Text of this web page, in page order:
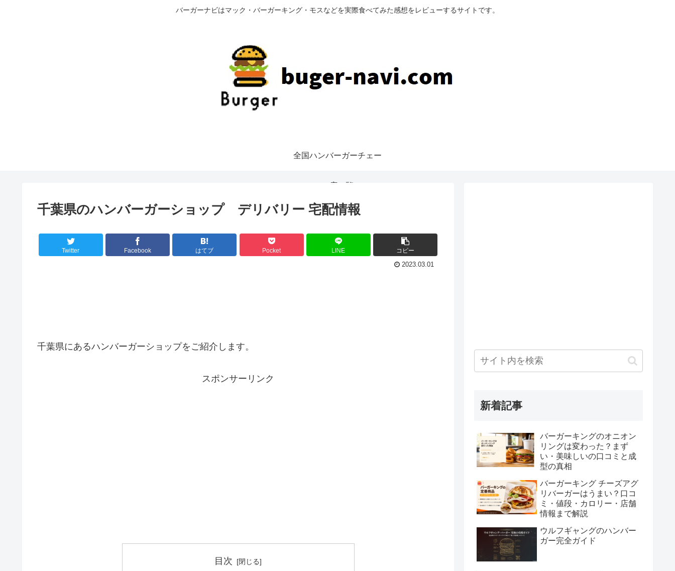
バーガーナビはマック・バーガーキング・モスなどを実際食べてみた感想をレビューするサイトです。
全国ハンバーガーチェー
ン店一覧
千葉県のハンバーガーショップ デリバリー 宅配情報
Twitter Facebook はてブ Pocket LINE コピー
2023.03.01
千葉県にあるハンバーガーショップをご紹介します。
スポンサーリンク
目次
新着記事
バーガーキングのオニオン
リングは変わった？まず
い・美味しいの口コミと成
型の真相
バーガーキング チーズアグ
リバーガーはうまい？口コ
ミ・値段・カロリー・店舗
情報まで解説
ウルフギャングのハンバー
ガー完全ガイド